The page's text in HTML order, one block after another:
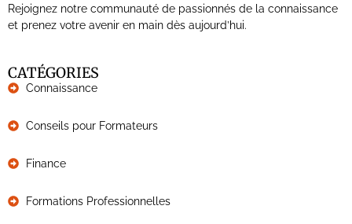
Rejoignez notre communauté de passionnés de la connaissance
et prenez votre avenir en main dès aujourd’hui.
CATÉGORIES
Connaissance
Conseils pour Formateurs
Finance
Formations Professionnelles